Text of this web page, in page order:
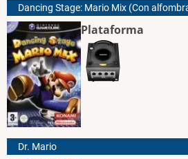
Dancing Stage: Mario Mix (Con
Plataforma
Dr. Mario